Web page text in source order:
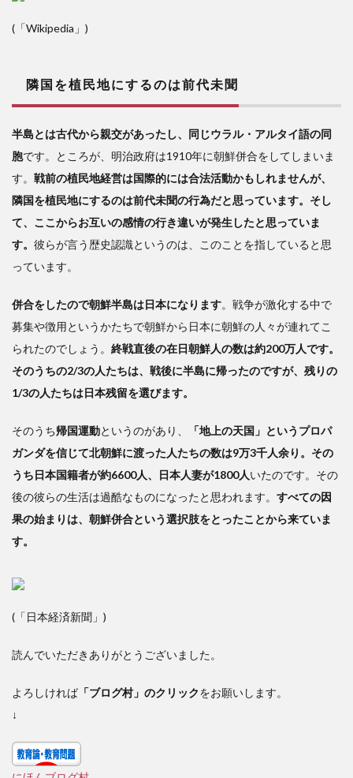
(「Wikipedia」)
隣国を植民地にするのは前代未聞
半島とは古代から親交があったし、同じウラル・アルタイ語の同
胞です。ところが、明治政府は1910年に朝鮮併合をしてしまいま
す。 戦前の植民地経営は国際的には合法活動かもしれませんが、
隣国を植民地にするのは前代未聞の行為だと思っています。そし
て、ここからお互いの感情の行き違いが発生したと思っていま
す。 彼らが言う歴史認識というのは、このことを指していると思
っています。
併合をしたので朝鮮半島は日本になります。戦争が激化する中で
募集や徴用というかたちで朝鮮から日本に朝鮮の人々が連れてこ
られたのでしょう。 終戦直後の在日朝鮮人の数は約200万人です。
そのうちの2/3の人たちは、戦後に半島に帰ったのですが、残りの
1/3の人たちは日本残留を選びます。
そのうち帰国運動というのがあり、
「地上の天国」というプロパ
ガンダを信じて北朝鮮に渡った人たちの数は9万3千人余り。その
うち日本国籍者が約6600人、日本人妻が1800人いたのです。その
後の彼らの生活は過酷なものになったと思われます。 すべての因
果の始まりは、朝鮮併合という選択肢をとったことから来ていま
す。
(「日本経済新聞」)
読んでいただきありがとうございました。
よろしければ 「ブログ村」のクリックをお願いします。
↓